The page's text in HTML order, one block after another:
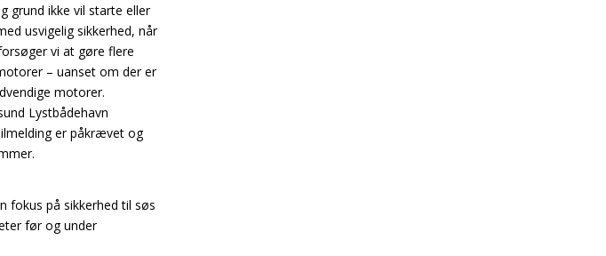
grund ikke vil starte eller
usvigelig sikkerhed, når
vi at gøre flere
– uanset om der er
motorer.
Lystbådehavn
er påkrævet og
fokus på sikkerhed til søs
før og under